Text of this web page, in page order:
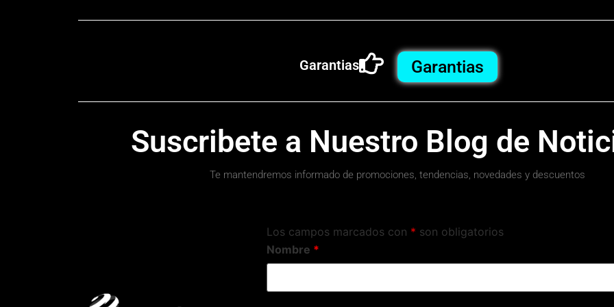
Garantias Garantias
Suscribete a Nuestro Blog de
Te mantendremos informado de promociones, tendencias, novedades y descuentos
Los campos marcados con * son obligatorios
Nombre *